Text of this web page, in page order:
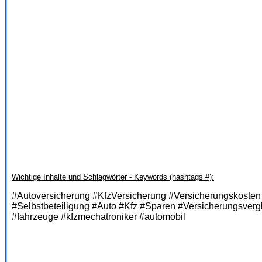
Wichtige Inhalte und Schlagwörter - Keywords (hashtags #):
#Autoversicherung #KfzVersicherung
#Selbstbeteiligung #Auto #Kfz #Sparen
#fahrzeuge #kfzmechatroniker #automobil